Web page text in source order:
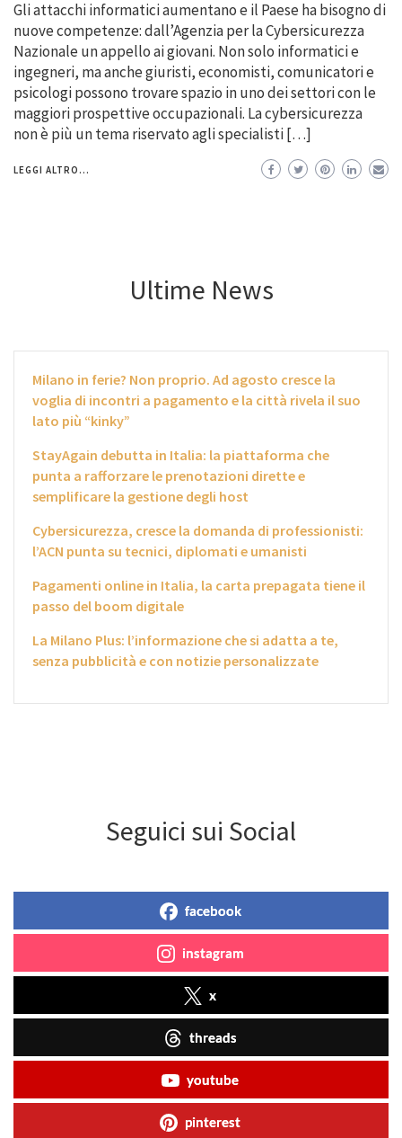
Gli attacchi informatici aumentano e il Paese ha bisogno di
nuove competenze: dall’Agenzia per la Cybersicurezza
Nazionale un appello ai giovani. Non solo informatici e
ingegneri, ma anche giuristi, economisti, comunicatori e
psicologi possono trovare spazio in uno dei settori con le
maggiori prospettive occupazionali. La cybersicurezza
non è più un tema riservato agli specialisti […]
LEGGI ALTRO...
Ultime News
Milano in ferie? Non proprio. Ad agosto cresce la
voglia di incontri a pagamento e la città rivela il suo
lato più “kinky”
StayAgain debutta in Italia: la piattaforma che
punta a rafforzare le prenotazioni dirette e
semplificare la gestione degli host
Cybersicurezza, cresce la domanda di professionisti:
l’ACN punta su tecnici, diplomati e umanisti
Pagamenti online in Italia, la carta prepagata tiene il
passo del boom digitale
La Milano Plus: l’informazione che si adatta a te,
senza pubblicità e con notizie personalizzate
Seguici sui Social
facebook
instagram
x
threads
youtube
pinterest